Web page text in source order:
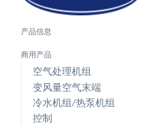
产品信息
商用产品
空气处理机组
变风量空气末端
冷水机组/热泵机组
控制